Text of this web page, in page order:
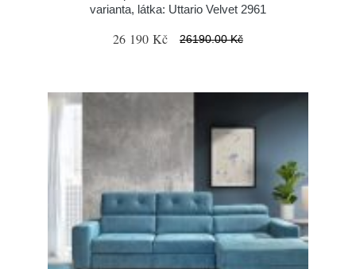
varianta, látka: Uttario Velvet 2961
26 190 Kč 26190.00 Kč